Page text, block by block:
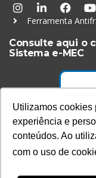
Utilizamos cookies
experiência e
conteúdos. Ao
com o uso de
Ferramenta
Consulte aqui o
Sistema e-MEC